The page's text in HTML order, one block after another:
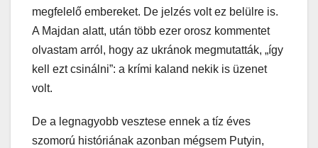
megfelelő embereket. De jelzés volt ez belülre is.
A Majdan alatt, után több ezer orosz kommentet
olvastam arról, hogy az ukránok megmutatták, „így
kell ezt csinálni”: a krími kaland nekik is üzenet
volt.
De a legnagyobb vesztese ennek a tíz éves
szomorú históriának azonban mégsem Putyin,